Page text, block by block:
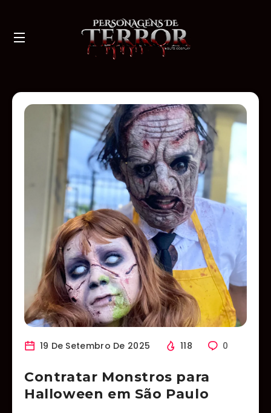
19 De Setembro De 2025 118 0
Contratar Monstros para
Halloween em São Paulo